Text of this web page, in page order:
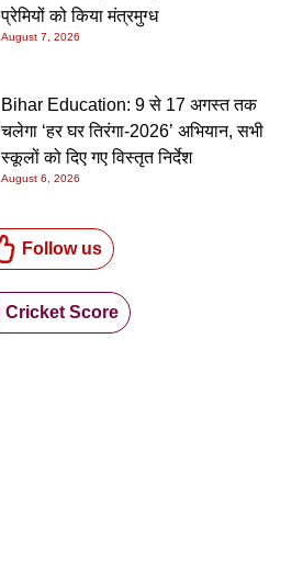
प्रेमियों को किया मंत्रमुग्ध
August 7, 2026
Bihar Education: 9 से 17 अगस्त तक
चलेगा ‘हर घर तिरंगा-2026’ अभियान, सभी
स्कूलों को दिए गए विस्तृत निर्देश
August 6, 2026
Follow us
Cricket Score